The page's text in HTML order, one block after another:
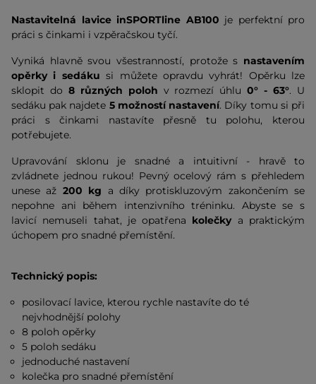
Nastavitelná lavice inSPORTline AB100 je perfektní pro
práci s činkami i vzpěračskou tyčí.
Vyniká hlavně svou všestranností, protože s nastavením
opěrky i sedáku si můžete opravdu vyhrát! Opěrku lze
sklopit do 8 různých poloh v rozmezí úhlu0° - 63°. U
sedáku pak najdete 5 možností nastavení. Díky tomu si při
práci s činkami nastavíte přesně tu polohu, kterou
potřebujete.
Upravování sklonu je snadné a intuitivní - hravě to
zvládnete jednou rukou! Pevný ocelový rám s přehledem
unese až 200 kg a díky protiskluzovým zakončením se
nepohne ani během intenzivního tréninku. Abyste se s
lavicí nemuseli tahat, je opatřena kolečky a praktickým
úchopem pro snadné přemístění.
Technický popis:
posilovací lavice, kterou rychle nastavíte do té
nejvhodnější polohy
8 poloh opěrky
5 poloh sedáku
jednoduché nastavení
kolečka pro snadné přemístění